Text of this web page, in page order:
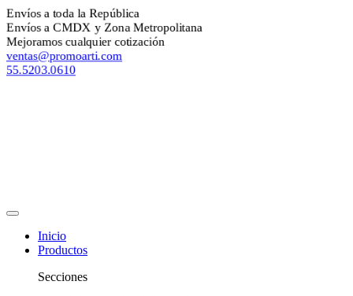
a toda la República
a CMDX y Zona Metropolitana
cualquier cotización
Inicio
Productos
Secciones